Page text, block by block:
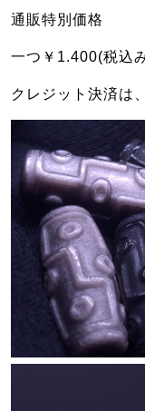
通販特別価格
一つ￥1.400(税込
クレジット決済は